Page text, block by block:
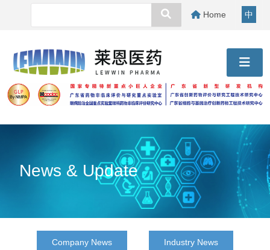
Home 中
News & Update
Company News Industry News